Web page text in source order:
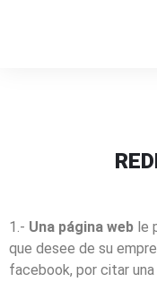
1.- Una página web le
que desee de su
facebook, por citar